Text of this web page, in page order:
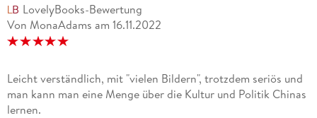
LovelyBooks-Bewertung
Von MonaAdams am 16.11.2022
Leicht verständlich, mit "vielen Bildern", trotzdem seriös und
man kann man eine Menge über die Kultur und Politik Chinas
lernen.